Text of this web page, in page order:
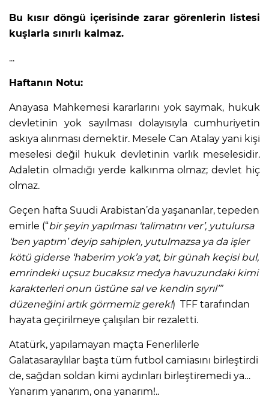
Bu kısır döngü içerisinde zarar görenlerin listesi
kuşlarla sınırlı kalmaz.
...
Haftanın Notu:
Anayasa Mahkemesi kararlarını yok saymak, hukuk
devletinin yok sayılması dolayısıyla cumhuriyetin
askıya alınması demektir. Mesele Can Atalay yani kişi
meselesi değil hukuk devletinin varlık meselesidir.
Adaletin olmadığı yerde kalkınma olmaz; devlet hiç
olmaz.
Geçen hafta Suudi Arabistan’da yaşananlar, tepeden
emirle (“bir şeyin yapılması ‘talimatını ver’, yutulursa
‘ben yaptım’ deyip sahiplen, yutulmazsa ya da işler
kötü giderse ‘haberim yok’a yat, bir günah keçisi bul,
emrindeki uçsuz bucaksız medya havuzundaki kimi
karakterleri onun üstüne sal ve kendin sıyrıl’”
düzeneğini artık görmemiz gerek!) TFF tarafından
hayata geçirilmeye çalışılan bir rezaletti.
Atatürk, yapılamayan maçta Fenerlilerle
Galatasaraylılar başta tüm futbol camiasını birleştirdi
de, sağdan soldan kimi aydınları birleştiremedi ya…
Yanarım yanarım, ona yanarım!..